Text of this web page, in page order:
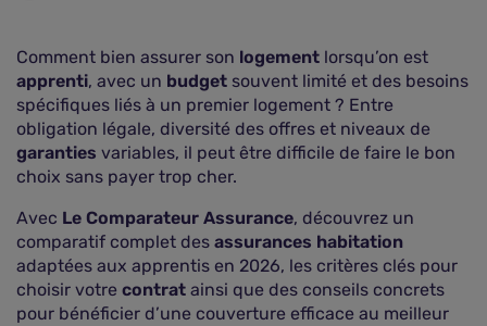
Comment bien assurer son logement lorsqu’on est
apprenti, avec un budget souvent limité et des besoins
spécifiques liés à un premier logement ? Entre
obligation légale, diversité des offres et niveaux de
garanties variables, il peut être difficile de faire le bon
choix sans payer trop cher.
Avec Le Comparateur Assurance, découvrez un
comparatif complet des assurances habitation
adaptées aux apprentis en 2026, les critères clés pour
choisir votre contrat ainsi que des conseils concrets
pour bénéficier d’une couverture efficace au meilleur